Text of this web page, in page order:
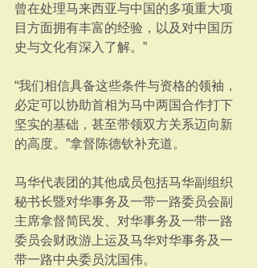
曾在处理马来西亚与中国的多项重大项
目方面拥有丰富的经验，以及对中国历
史与文化有深入了解。”
“我们相信具备这些条件与资格的领袖，
必定可以协助首相为马中两国合作打下
坚实的基础，甚至带领双方关系迈向新
的高度。”拿督陈德钦补充道。
马华代表团的其他成员包括马华副组织
秘书长暨对华事务及一带一路委员会副
主席拿督简民发、对华事务及一带一路
委员会财政游上运及马华对华事务及一
带一路中央委员沈国伟。